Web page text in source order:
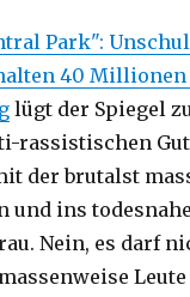
Park":
40
lügt der Spiegel
rassistischen
der brutalst
und ins
Nein, es darf